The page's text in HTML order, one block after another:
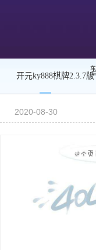
开元ky888棋牌2.3.7版
2020-08-30